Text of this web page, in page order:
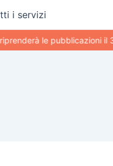
i servizi
le pubblicazioni il 31